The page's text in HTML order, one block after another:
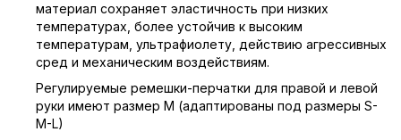
материал сохраняет эластичность при низких
температурах, более устойчив к высоким
температурам, ультрафиолету, действию агрессивных
сред и механическим воздействиям.
Регулируемые ремешки-перчатки для правой и левой
руки имеют размер M (адаптированы под размеры S-
M-L)